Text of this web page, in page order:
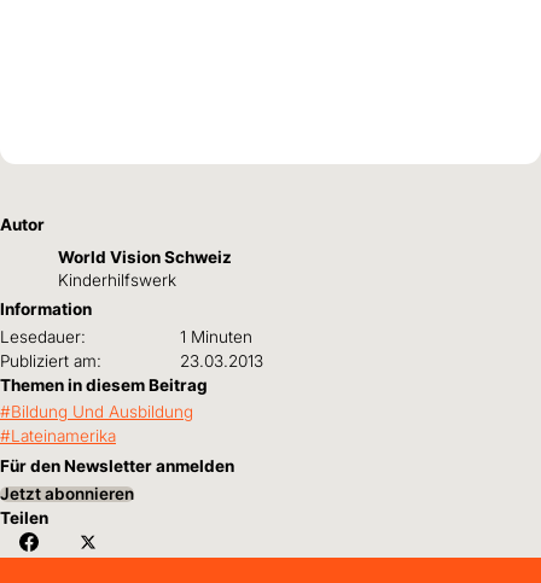
Autor
World Vision Schweiz
Kinderhilfswerk
Information
Lesedauer:
1 Minuten
Publiziert am:
23.03.2013
Themen in diesem Beitrag
Bildung Und Ausbildung
Lateinamerika
Für den Newsletter anmelden
Jetzt abonnieren
Teilen